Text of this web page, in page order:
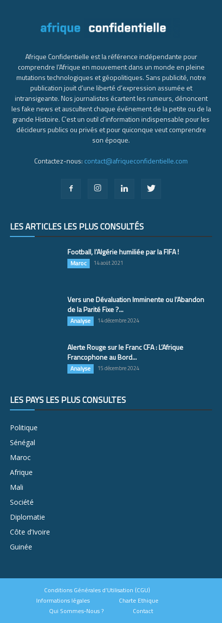
Afrique Confidentielle est la référence indépendante pour
comprendre l’Afrique en mouvement dans un monde en pleine
mutations technologiques et géopolitiques. Sans publicité, notre
publication jouit d’une liberté d’expression assumée et
intransigeante. Nos journalistes écartent les rumeurs, dénoncent
les fake news et auscultent chaque événement de la petite ou de la
grande Histoire. C’est un outil d’information indispensable pour les
décideurs publics ou privés et pour quiconque veut comprendre
son époque.
Contactez-nous: contact@afriqueconfidentielle.com
LES ARTICLES LES PLUS CONSULTÉS
Football, l’Algérie humiliée par la FIFA !
Maroc 14 août 2021
Vers une Dévaluation Imminente ou l’Abandon
de la Parité Fixe ?...
Analyse 14 décembre 2024
Alerte Rouge sur le Franc CFA : L’Afrique
Francophone au Bord...
Analyse 15 décembre 2024
LES PAYS LES PLUS CONSULTÉS
Politique
Sénégal
Maroc
Afrique
Mali
Société
Diplomatie
Côte d’Ivoire
Guinée
Conditions Générales d’Utilisation (CGU)
Informations légales
Charte Ethique
Qui Sommes-Nous ?
Contact